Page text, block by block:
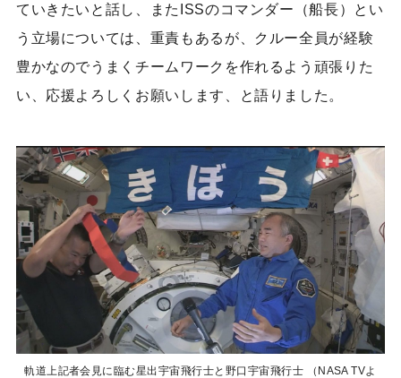
ていきたいと話し、またISSのコマンダー（船長）とい
う立場については、重責もあるが、クルー全員が経験
豊かなのでうまくチームワークを作れるよう頑張りた
い、応援よろしくお願いします、と語りました。
軌道上記者会見に臨む星出宇宙飛行士と野口宇宙飛行士 （NASA TVよ